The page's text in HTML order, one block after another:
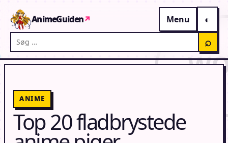
AnimeGuiden↗
Menu
Søg på AnimeGuiden
⌕
ANIME
Top 20 fladbrystede